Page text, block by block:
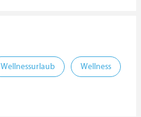
Wellnessurlaub Wellness